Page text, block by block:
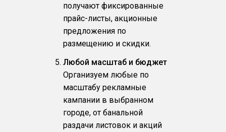
получают фиксированные
прайс-листы, акционные
предложения по
размещению и скидки.
Любой масштаб и бюджет
Организуем любые по
масштабу рекламные
кампании в выбранном
городе, от банальной
раздачи листовок и акций